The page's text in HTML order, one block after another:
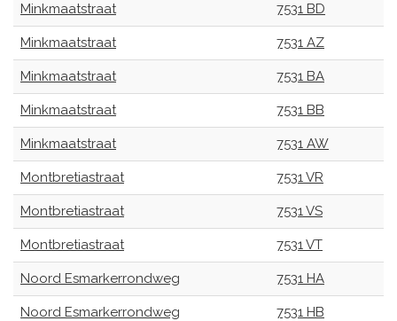
Minkmaatstraat 7531 BD
Minkmaatstraat 7531 AZ
Minkmaatstraat 7531 BA
Minkmaatstraat 7531 BB
Minkmaatstraat 7531 AW
Montbretiastraat 7531 VR
Montbretiastraat 7531 VS
Montbretiastraat 7531 VT
Noord Esmarkerrondweg 7531 HA
Noord Esmarkerrondweg 7531 HB